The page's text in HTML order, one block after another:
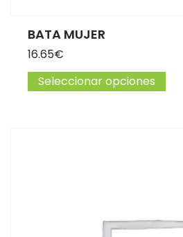
BATA MUJER
16.65€
Seleccionar opciones